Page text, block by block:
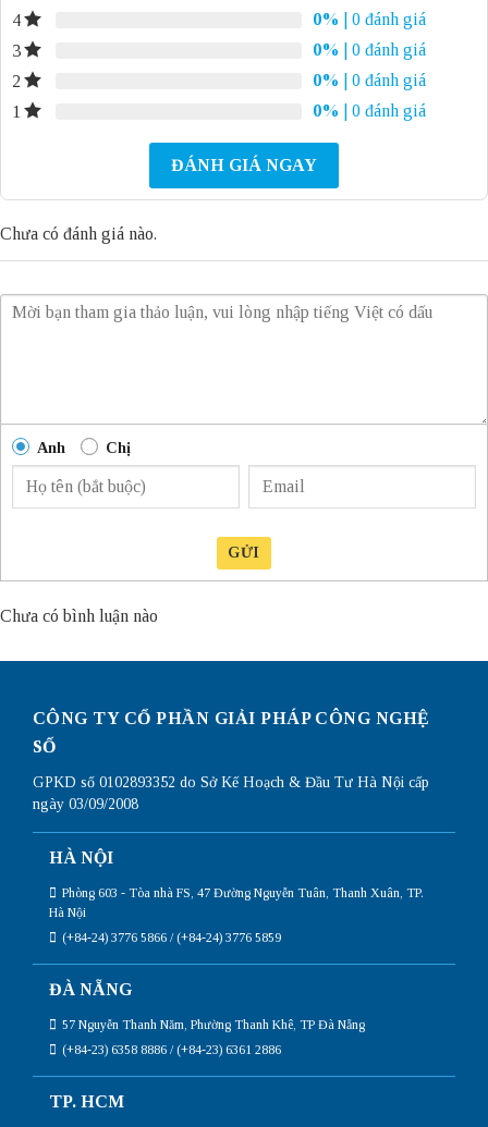
4
0%
| 0 đánh giá
3
0%
| 0 đánh giá
2
0%
| 0 đánh giá
1
0% | 0 đánh giá
ĐÁNH GIÁ NGAY
Chưa có đánh giá nào.
Anh Chị
GỬI
Chưa có bình luận nào
CÔNG TY CỔ PHẦN GIẢI PHÁP CÔNG NGHỆ
SỐ
GPKD số 0102893352 do Sở Kế Hoạch & Đầu Tư Hà Nội cấp
ngày 03/09/2008
HÀ NỘI
Phòng 603 - Tòa nhà FS, 47 Đường Nguyễn Tuân, Thanh Xuân, TP.
Hà Nội
(+84-24) 3776 5866 / (+84-24) 3776 5859
ĐÀ NẴNG
57 Nguyễn Thanh Năm, Phường Thanh Khê, TP Đà Nẵng
(+84-23) 6358 8886 / (+84-23) 6361 2886
TP. HCM